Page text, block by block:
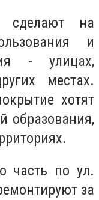
сделают на
и
- улицах,
местах.
хотят
образования,
часть по ул.
за